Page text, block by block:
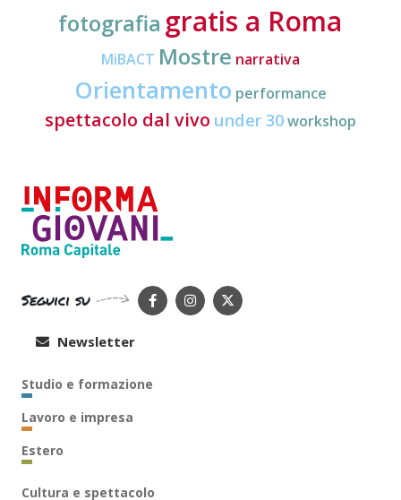
fotografia gratis a Roma
MiBACT Mostre narrativa
Orientamento performance
spettacolo dal vivo under 30workshop
Seguici su
Newsletter
Studio e formazione
Lavoro e impresa
Estero
Cultura e spettacolo